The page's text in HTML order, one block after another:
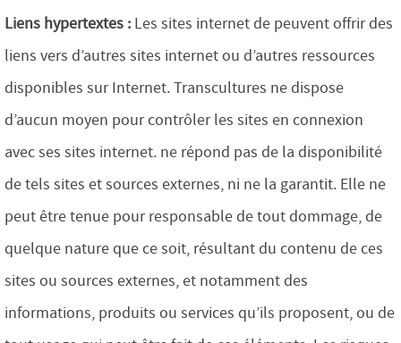
Liens hypertextes : Les sites internet de peuvent offrir des
liens vers d’autres sites internet ou d’autres ressources
disponibles sur Internet. Transcultures ne dispose
d’aucun moyen pour contrôler les sites en connexion
avec ses sites internet. ne répond pas de la disponibilité
de tels sites et sources externes, ni ne la garantit. Elle ne
peut être tenue pour responsable de tout dommage, de
quelque nature que ce soit, résultant du contenu de ces
sites ou sources externes, et notamment des
informations, produits ou services qu’ils proposent, ou de